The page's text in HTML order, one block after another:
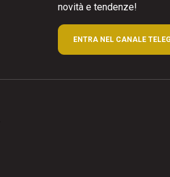
novità e tendenze!
ENTRA NEL CANALE